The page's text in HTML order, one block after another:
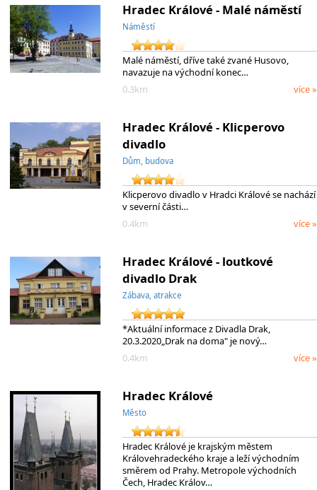
Hradec Králové - Malé náměstí
Náměstí
Malé náměstí, dříve také zvané Husovo,
navazuje na východní konec…
0.3km
více »
Hradec Králové - Klicperovo
divadlo
Dům, budova
Klicperovo divadlo v Hradci Králové se nachází
v severní části…
0.4km
více »
Hradec Králové - loutkové
divadlo Drak
Zábava, atrakce
*Aktuální informace z Divadla Drak,
20.3.2020„Drak na doma" je nový…
0.4km
více »
Hradec Králové
Město
Hradec Králové je krajským městem
Královehradeckého kraje a leží východním
směrem od Prahy. Metropole východních
Čech, Hradec Králov…